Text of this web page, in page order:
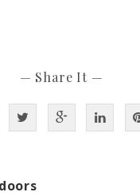
— Share It —